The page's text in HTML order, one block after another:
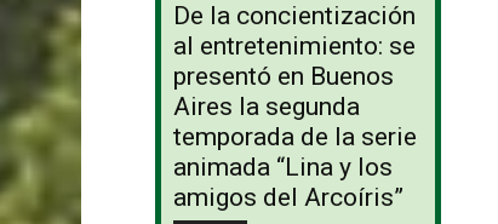
De la concientización
al entretenimiento: se
presentó en Buenos
Aires la segunda
temporada de la serie
animada “Lina y los
amigos del Arcoíris”